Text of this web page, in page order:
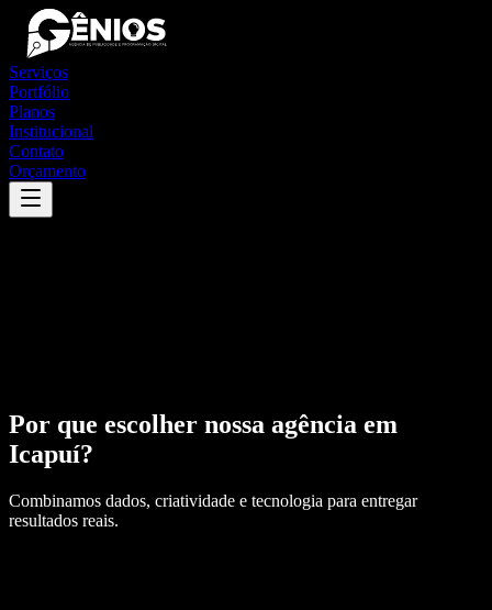
Serviços
Portfólio
Planos
Institucional
Contato
Orçamento
Por que escolher nossa agência em
Icapuí?
Combinamos dados, criatividade e tecnologia para entregar
resultados reais.